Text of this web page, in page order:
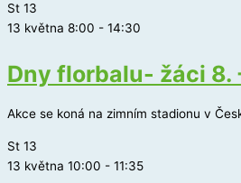
St 13
13 května 8:00 - 14:30
Dny florbalu- žáci 8.
Akce se koná na zimním stadionu v
St 13
13 května 10:00 - 11:35